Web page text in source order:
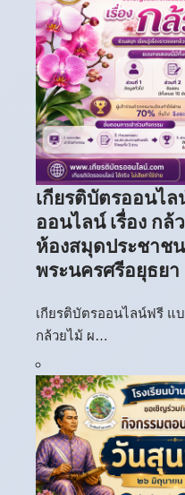
เกียรติบัตรออนไ
ออนไลน์ เรื่อง กล้
ห้องสมุดประชาช
พระนครศรีอยุธยา
เกียรติบัตรออนไลน์ฟรี แ
กล้วยไม้ ผ…